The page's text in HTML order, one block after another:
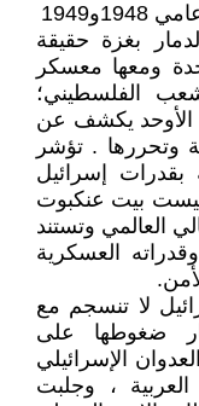
بغزة حقيقة
ومعها معسكر
الفلسطيني؛
الأوحد يكشف عن
وتحررها . تؤشر
بقدرات إسرائيل
ليست بيت عنكبوت
العالمي وتستند
العسكرية
لا تنسجم مع
ضغوطها على
الإسرائيلي
، وجلبت